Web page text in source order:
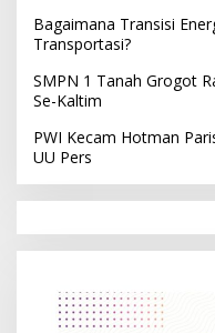
Bagaimana Transisi
Transportasi?
SMPN 1 Tanah Grogot
Se-Kaltim
PWI Kecam Hotman
UU Pers